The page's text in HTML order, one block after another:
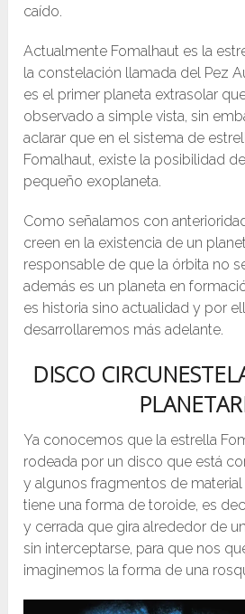
caído.
Actualmente Fomalhaut es la
la constelación llamada del Pez
es el primer planeta extrasolar
observado a simple vista, sin
aclarar que en el sistema de
Fomalhaut, existe la posibilidad
pequeño exoplaneta.
Como señalamos con
creen en la existencia de un
responsable de que la órbita no
además es un planeta en
es historia sino actualidad y por
desarrollaremos más adelante.
DISCO
Ya conocemos que la estrella
rodeada por un disco que está
y algunos fragmentos de
tiene una forma de toroide, es
y cerrada que gira alrededor de
sin interceptarse, para que nos
imaginemos la forma de una